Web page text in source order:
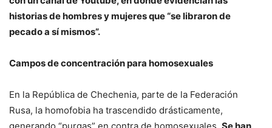
historias de hombres y mujeres que “se libraron de
pecado a sí mismos”.
Campos de concentración para homosexuales
En la República de Chechenia, parte de la Federación
Rusa, la homofobia ha trascendido drásticamente,